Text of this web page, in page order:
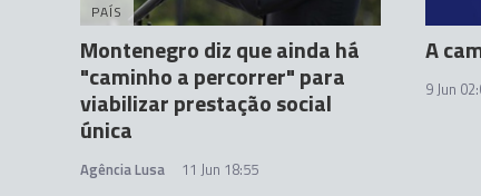
PAÍS
Montenegro diz que ainda há
"caminho a percorrer" para
viabilizar prestação social
única
Agência Lusa 11 Jun 18:55
A
9 Jun